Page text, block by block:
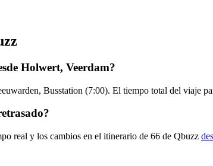
Holwert, Veerdam?
Busstation (7:00). El tiempo total del viaje
real y los cambios en el itinerario de 66 de Qbuzz